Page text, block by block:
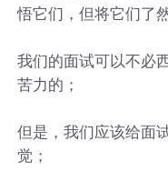
悟它们，但将它们了
我们的面试可以不必
苦力的；
但是，我们应该给面
觉；